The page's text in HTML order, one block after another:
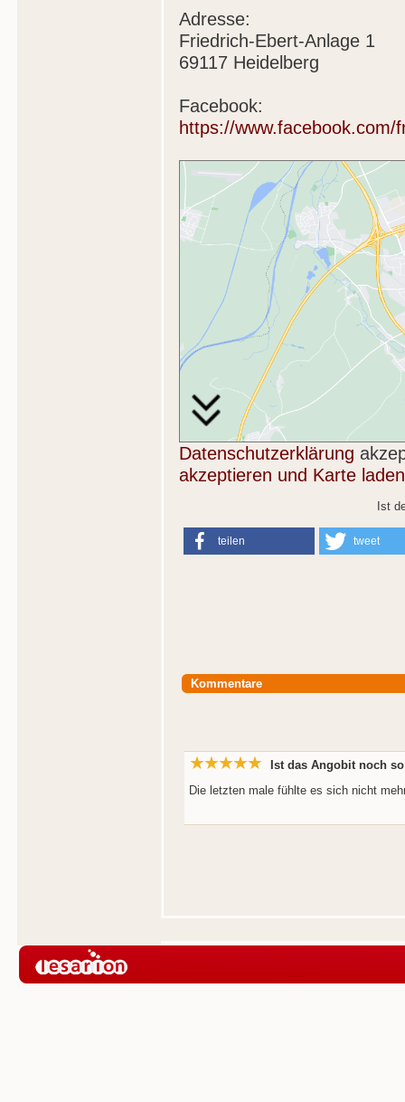
Adresse:
Friedrich-Ebert-Anlage 1
69117 Heidelberg
Facebook:
https://www.facebook.com/
Datenschutzerklärung
akzeptieren und Karte laden
Ist
teilen tweet
Kommentare
Ist das Angobit noch so
Die letzten male fühlte es sich nicht